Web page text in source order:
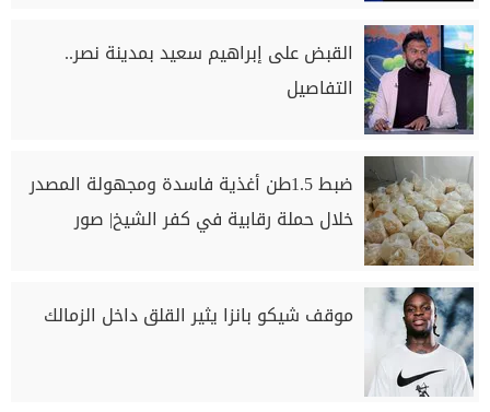
القبض على إبراهيم سعيد بمدينة نصر..
التفاصيل
ضبط 1.5طن أغذية فاسدة ومجهولة المصدر
خلال حملة رقابية في كفر الشيخ| صور
موقف شيكو بانزا يثير القلق داخل الزمالك